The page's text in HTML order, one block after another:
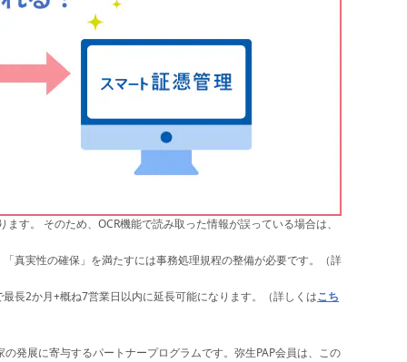
す。 そのため、OCR機能で読み取った情報が誤っている場合は、
真実性の確保」を満たすには事務処理規程の整備が必要です。（詳
長2か月+概ね7営業日以内に延長可能になります。（詳しくはこち
発展に寄与するパートナープログラムです。弥生PAP会員は、この